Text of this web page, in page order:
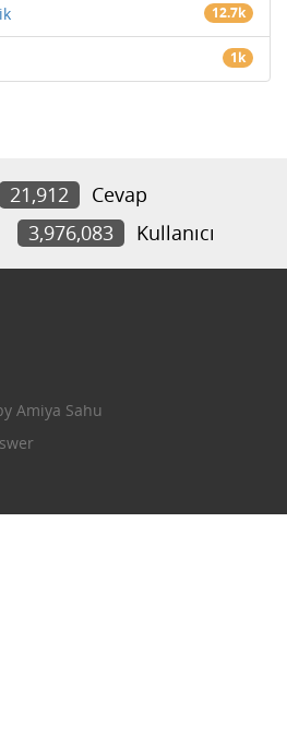
12.7k
1k
21,912
Cevap
3,976,083 Kullanıcı
Amiya Sahu